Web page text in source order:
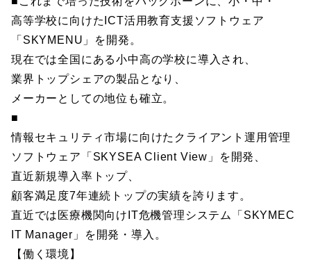
高等学校に向けたICT活用教育支援ソフトウェア
「SKYMENU」を開発。
現在では全国にある小中高の学校に導入され、
業界トップシェアの製品となり、
メーカーとしての地位も確立。
■
情報セキュリティ市場に向けたクライアント運用管理
ソフトウェア「SKYSEA Client View」を開発、
直近新規導入率トップ、
顧客満足度7年連続トップの実績を誇ります。
直近では医療機関向けIT危機管理システム「SKYMEC
IT Manager」を開発・導入。
【働く環境】